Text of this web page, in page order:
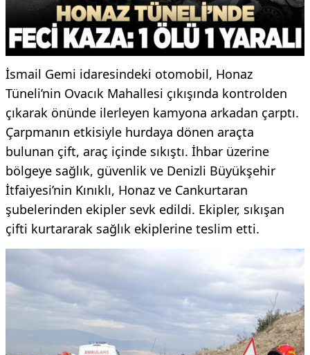
İsmail Gemi idaresindeki otomobil, Honaz
Tüneli’nin Ovacık Mahallesi çıkışında kontrolden
çıkarak önünde ilerleyen kamyona arkadan çarptı.
Çarpmanın etkisiyle hurdaya dönen araçta
bulunan çift, araç içinde sıkıştı. İhbar üzerine
bölgeye sağlık, güvenlik ve Denizli Büyükşehir
İtfaiyesi’nin Kınıklı, Honaz ve Cankurtaran
şubelerinden ekipler sevk edildi. Ekipler, sıkışan
çifti kurtararak sağlık ekiplerine teslim etti.